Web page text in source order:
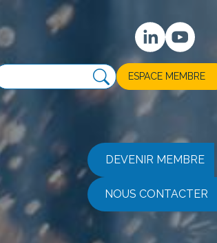
DEVENIR MEMBRE
NOUS CONTACTER
ESPACE MEMBRE